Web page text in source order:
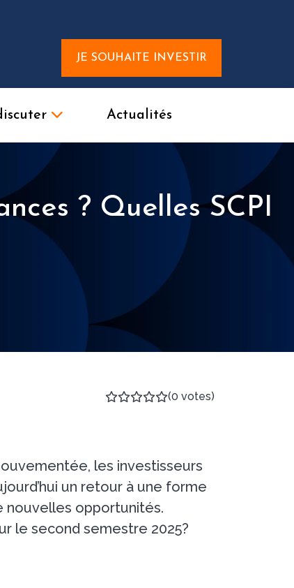
JE SOUHAITE INVESTIR
Actualités
? Quelles SCPI
(0 votes)
les investisseurs
un retour à une forme
nouvelles opportunités.
le second semestre 2025?